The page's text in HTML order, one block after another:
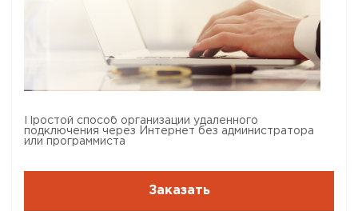
Простой способ организации удаленного
подключения через Интернет без администратора
или программиста
Заказать